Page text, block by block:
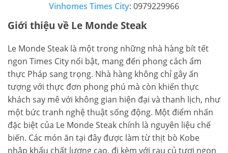
Vinhomes Times City: 0979229966
Giới thiệu về Le Monde Steak
Le Monde Steak là một trong những nhà hàng bít tết
ngon Times City nổi bật, mang đến phong cách ẩm
thực Pháp sang trọng. Nhà hàng không chỉ gây ấn
tượng với thực đơn phong phú mà còn khiến thực
khách say mê với không gian hiện đại và thanh lịch, như
một bức tranh nghệ thuật sống động. Một điểm nhấn
đặc biệt của Le Monde Steak chính là nguyên liệu chế
biến. Các món ăn tại đây được làm từ thịt bò Kobe
nhập khẩu chất lượng cao, đi kèm với rau củ tươi ngon